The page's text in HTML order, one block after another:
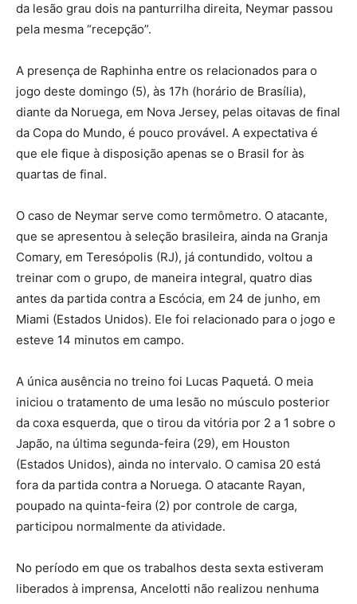
da lesão grau dois na panturrilha direita, Neymar passou
pela mesma “recepção”.
A presença de Raphinha entre os relacionados para o
jogo deste domingo (5), às 17h (horário de Brasília),
diante da Noruega, em Nova Jersey, pelas oitavas de final
da Copa do Mundo, é pouco provável. A expectativa é
que ele fique à disposição apenas se o Brasil for às
quartas de final.
O caso de Neymar serve como termômetro. O atacante,
que se apresentou à seleção brasileira, ainda na Granja
Comary, em Teresópolis (RJ), já contundido, voltou a
treinar com o grupo, de maneira integral, quatro dias
antes da partida contra a Escócia, em 24 de junho, em
Miami (Estados Unidos). Ele foi relacionado para o jogo e
esteve 14 minutos em campo.
A única ausência no treino foi Lucas Paquetá. O meia
iniciou o tratamento de uma lesão no músculo posterior
da coxa esquerda, que o tirou da vitória por 2 a 1 sobre o
Japão, na última segunda-feira (29), em Houston
(Estados Unidos), ainda no intervalo. O camisa 20 está
fora da partida contra a Noruega. O atacante Rayan,
poupado na quinta-feira (2) por controle de carga,
participou normalmente da atividade.
No período em que os trabalhos desta sexta estiveram
liberados à imprensa, Ancelotti não realizou nenhuma